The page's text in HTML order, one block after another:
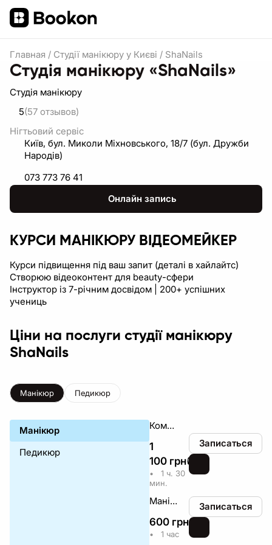
Главная / Студії манікюру у Києві / ShaNails
Студія манікюру «ShaNails»
Студія манікюру
5(57 отзывов)
Нігтьовий сервіс
Київ, бул. Миколи Міхновського, 18/7 (бул. Дружби
Народів)
073 773 76 41
Онлайн запись
КУРСИ МАНІКЮРУ ВІДЕОМЕЙКЕР
Курси підвищення під ваш запит (деталі в хайлайтс)
Створюю відеоконтент для beauty-сфери
Інструктор із 7-річним досвідом | 200+ успішних
учениць
Ціни на послуги студії манікюру
ShaNails
Манікюр Педикюр
Манікюр
Педикюр
Комплекс Зняття / Манікюр / Покриття (Топ майстер)
1
100 грн₴
•
1 ч. 30
мин.
Записаться
Манікюр (Топ майстер)
600 грн₴
• 1 час
Записаться